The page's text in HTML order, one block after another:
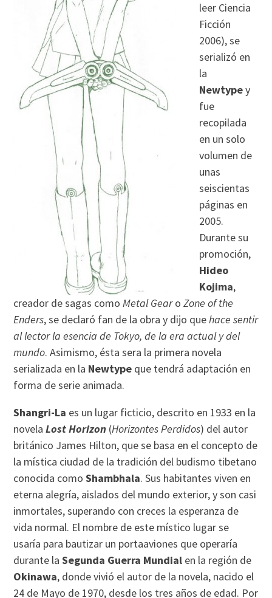
leer Ciencia
Ficción
2006), se
serializó en
la
Newtypey
fue
recopilada
en un solo
volumen de
unas
seiscientas
páginas en
2005.
Durante su
promoción,
Hideo
Kojima,
creador de sagas comoMetal GearoZone of the
Enders, se declaró fan de la obra y dijo quehace sentir
al lector la esencia de Tokyo, de la era actual y del
mundo. Asimismo, ésta sera la primera novela
serializada en la Newtype que tendrá adaptación en
forma de serie animada.
Shangri-La es un lugar ficticio, descrito en 1933 en la
novelaLost Horizon (Horizontes Perdidos) del autor
británico James Hilton, que se basa en el concepto de
la mística ciudad de la tradición del budismo tibetano
conocida comoShambhala. Sus habitantes viven en
eterna alegría, aislados del mundo exterior, y son casi
inmortales, superando con creces la esperanza de
vida normal. El nombre de este místico lugar se
usaría para bautizar un portaaviones que operaría
durante laSegunda Guerra Mundial en la región de
Okinawa, donde vivió el autor de la novela, nacido el
24 de Mayo de 1970, desde los tres años de edad. Por